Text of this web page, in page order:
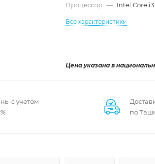
Процессор — Intel Core i3
Все характеристики
Цена указана в
с учетом
по